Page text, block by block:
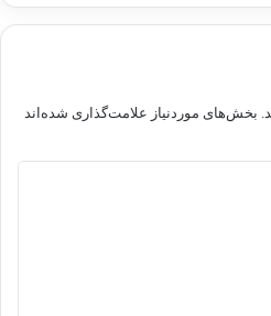
بخش‌های موردنیاز علامت‌گذاری شده‌اند